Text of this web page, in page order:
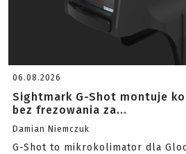
06.08.2026
Sightmark G-Shot montuje
bez frezowania za...
Damian Niemczuk
G-Shot to mikrokolimator dla